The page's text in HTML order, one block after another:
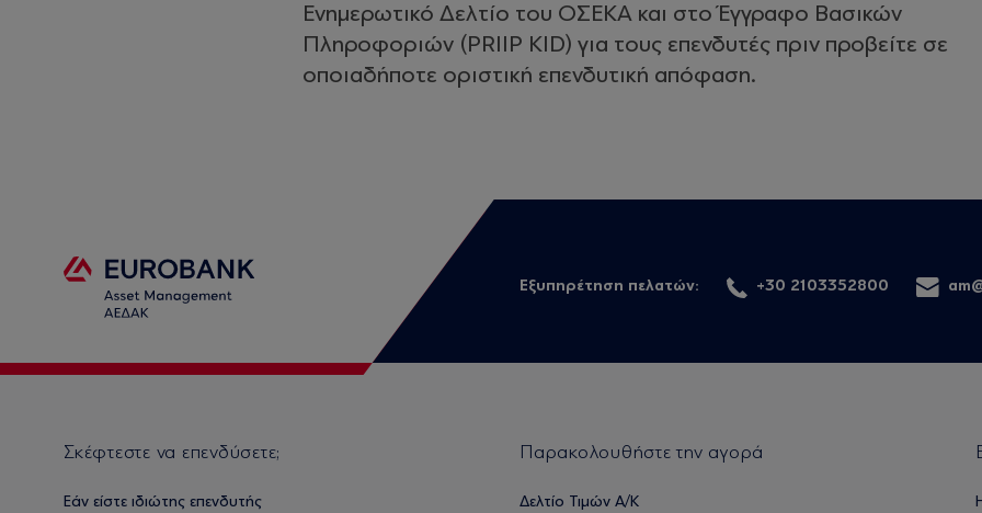
Ενημερωτικό Δελτίο του ΟΣΕΚΑ και στο Έγγραφο Βασικών
Πληροφοριών (PRIIP KID) για τους επενδυτές πριν προβείτε σε
οποιαδήποτε οριστική επενδυτική απόφαση.
Εξυπηρέτηση πελατών: +30 2103352800
Σκέφτεστε να επενδύσετε;
Εάν είστε ιδιώτης επενδυτής
Παρακολουθήστε την αγορά
Δελτίο Τιμών Α/Κ